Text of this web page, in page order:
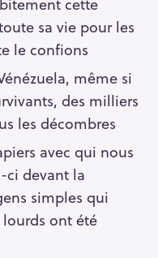
sa vie pour les
le confions
même si
des milliers
les décombres
avec qui nous
ci devant la
simples qui
ont été